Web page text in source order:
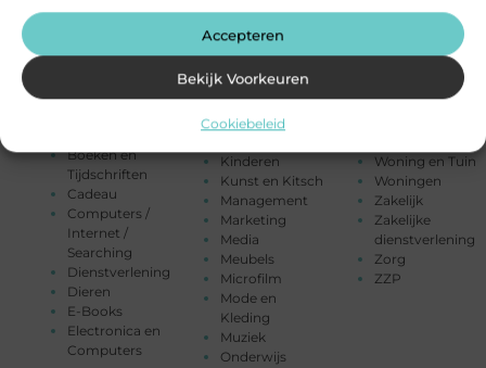
Accepteren
Bekijk Voorkeuren
Cookiebeleid
Banen en
Beauty en
Bedrijven
Boeken en
Tijdschriften
Cadeau
Computers /
Internet /
Searching
Dienstverlening
Dieren
E-Books
Electronica en
Computers
Huishoudelijk
Industrie
Internet
Internet
Kinderen
Kunst en Kitsch
Management
Marketing
Media
Meubels
Microfilm
Mode en
Kleding
Muziek
Onderwijs
Vervoer en
Woning en Tuin
Woningen
Zakelijk
Zakelijke
dienstverlening
Zorg
ZZP